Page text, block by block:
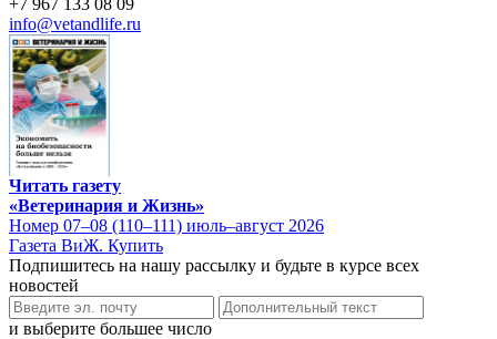
+7 967 133 08 09
info@vetandlife.ru
Читать газету
«Ветеринария и Жизнь»
Номер 07–08 (110–111) июль–август 2026
Газета ВиЖ. Купить
Подпишитесь на нашу рассылку и будьте в курсе всех
новостей
и выберите большее число